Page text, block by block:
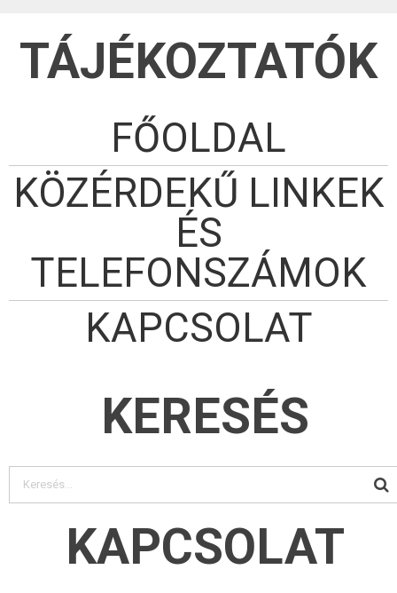
TÁJÉKOZTATÓK
FŐOLDAL
KÖZÉRDEKŰ LINKEK
ÉS
TELEFONSZÁMOK
KAPCSOLAT
KERESÉS
KAPCSOLAT